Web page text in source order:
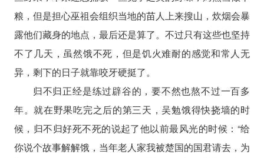
粮，但是担心巫祖会组织当地的苗人上来搜山，炊烟会暴
露他们藏身的地点，最后还是算了。不过只有这些也坚持
不了几天，虽然饿不死，但是饥火难耐的感觉和常人无
异，剩下的日子就靠咬牙硬挺了。
归不归正经是练过辟谷的，要不然也熬不过一百多
年。就在野果吃完之后的第三天，吴勉饿得快挠墙的时
候，归不归好死不死的说起了他以前最风光的时候：“给
你说个故事解解饿，当年老人家我被楚国的国君请去，为